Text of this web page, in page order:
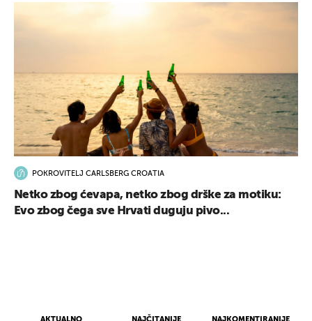
AKTUALNO NAJČITANIJE NAJKOMENTIRANIJE
POKROVITELJ CARLSBERG CROATIA
Netko zbog ćevapa, netko zbog drške za motiku:
Evo zbog čega sve Hrvati duguju pivo...